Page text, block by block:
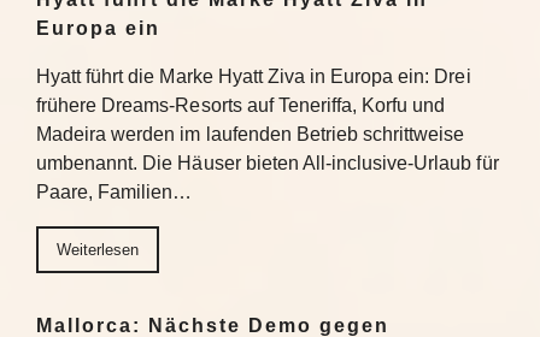
Europa ein
Hyatt führt die Marke Hyatt Ziva in Europa ein: Drei
frühere Dreams-Resorts auf Teneriffa, Korfu und
Madeira werden im laufenden Betrieb schrittweise
umbenannt. Die Häuser bieten All-inclusive-Urlaub für
Paare, Familien…
Weiterlesen
Mallorca: Nächste Demo gegen